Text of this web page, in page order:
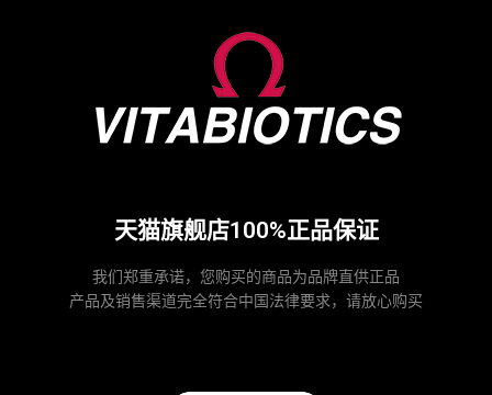
天猫旗舰店100%正品保证
我们郑重承诺，您购买的商品为品牌直供正品
产品及销售渠道完全符合中国法律要求，请放心购买